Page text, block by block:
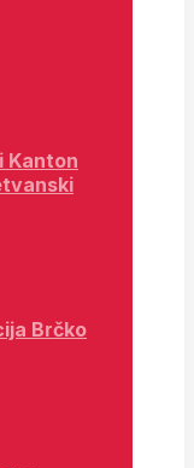
Kanton
Brčko